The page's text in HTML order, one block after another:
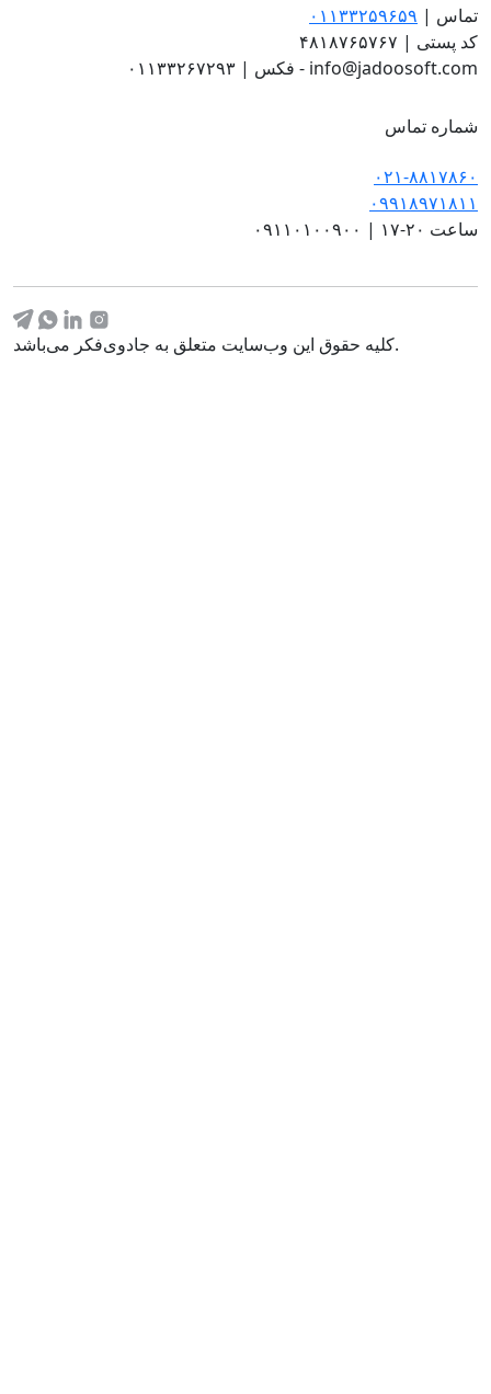
تماس | ۰۱۱۳۳۲۵۹۶۵۹
کد پستی | ۴۸۱۸۷۶۵۷۶۷
فکس | ۰۱۱۳۳۲۶۷۲۹۳ - info@jadoosoft.com
شماره تماس
۰۲۱-۸۸۱۷۸۶۰
۰۹۹۱۸۹۷۱۸۱۱
ساعت ۲۰-۱۷
| ۰۹۱۱۰۱۰۰۹۰۰
کلیه حقوق این وب‌سایت متعلق به جادوی‌فکر می‌باشد.